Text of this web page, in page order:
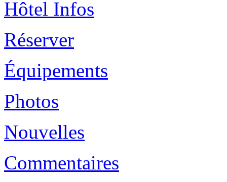
Hôtel Infos
Réserver
Équipements
Photos
Nouvelles
Commentaires